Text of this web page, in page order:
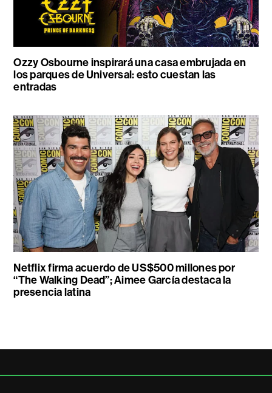
Ozzy Osbourne inspirará una casa embrujada en
los parques de Universal: esto cuestan las
entradas
Netflix firma acuerdo de US$500 millones por
“The Walking Dead”; Aimee García destaca la
presencia latina